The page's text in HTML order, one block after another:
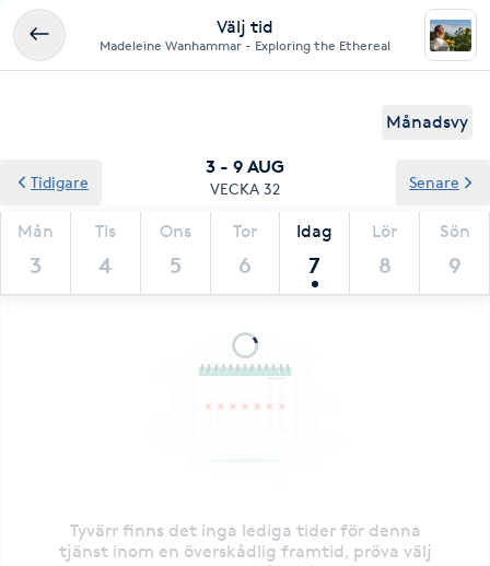
Välj tid
Madeleine Wanhammar - Exploring the Ethereal
Månadsvy
3 - 9 AUG
VECKA 32
Mån
3
Tis
4
Ons
5
Tor
6
Idag
7
Lör
8
Sön
9
Tidigare Senare
Tyvärr finns det inga lediga tider för denna
tjänst inom en överskådlig framtid, pröva välj